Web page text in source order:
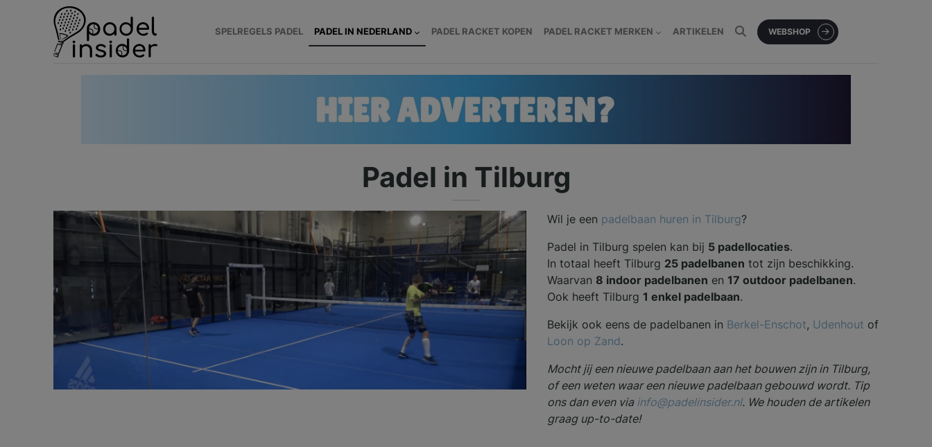
SPELREGELS PADEL PADEL IN NEDERLAND PADEL RACKET KOPEN PADEL RACKET MERKEN ARTIKELEN WEBSHOP
Padel in Tilburg
Wil je een padelbaan huren in Tilburg?
Padel in Tilburg spelen kan bij 5 padellocaties.
In totaal heeft Tilburg 25 padelbanen tot zijn beschikking.
Waarvan 8 indoor padelbanen en 17 outdoor padelbanen.
Ook heeft Tilburg 1 enkel padelbaan.
Bekijk ook eens de padelbanen in Berkel-Enschot, Udenhout of
Loon op Zand.
Mocht jij een nieuwe padelbaan aan het bouwen zijn in Tilburg,
of een weten waar een nieuwe padelbaan gebouwd wordt. Tip
ons dan even via info@padelinsider.nl. We houden de artikelen
graag up-to-date!